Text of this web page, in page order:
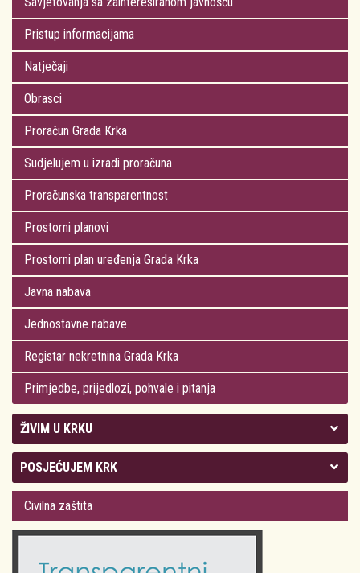
Pristup informacijama
Natječaji
Obrasci
Proračun Grada Krka
Sudjelujem u izradi proračuna
Proračunska transparentnost
Prostorni planovi
Prostorni plan uređenja Grada Krka
Javna nabava
Jednostavne nabave
Registar nekretnina Grada Krka
Primjedbe, prijedlozi, pohvale i pitanja
ŽIVIM U KRKU
Kolegij gradonačelnika
Gradsko vijeće
Odluke Grada Krka (Službene novine PGŽ)
POSJEĆUJEM KRK
Plan Grada Krka
Krk 360° VR panorama
Krk uživo
Civilna zaštita